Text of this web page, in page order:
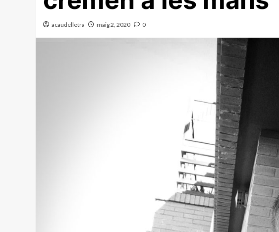
acaudelletra maig 2, 2020 0